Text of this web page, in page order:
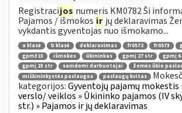
Registracijos numeris KM0782 Ši
Pajamos / išmokos ir jų deklaravimas
vykdantis gyventojas nuo išmokamo...
a klasė b klasė deklaravimas fr0572 fr0573
gpm313
išmokos ūkininkas gpmį 27 str gpmį
gpmį 23 str
samdomi darbuotojai
žemės ūkio
miškininkystės paslaugos
paslaugų kvitas
kategorijos:Gyventojų pajamų mokestis
verslo/ veiklos » Ūkininko pajamos (IV
str.) » Pajamos ir jų deklaravimas